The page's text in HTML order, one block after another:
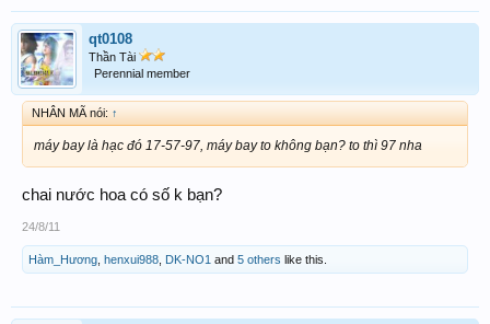
qt0108
Thần Tài
Perennial member
NHÂN MÃ nói: ↑
máy bay là hạc đó 17-57-97, máy bay to không bạn? to thì 97 nha
chai nước hoa có số k bạn?
24/8/11
Hàm_Hương henxui988 DK-NO1 and 5 others like this.